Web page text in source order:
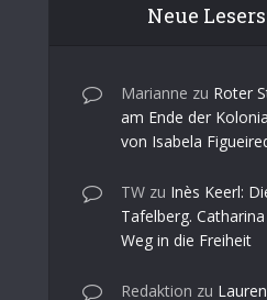
Neue
Marianne zu Roter
am Ende der
von Isabela
TW zu Inès Keerl:
Tafelberg.
Weg in die Freiheit
Redaktion zu